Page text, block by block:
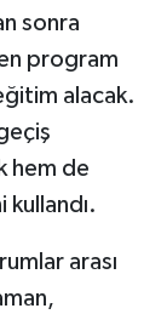
sonra
program
alacak.
hem de
arası